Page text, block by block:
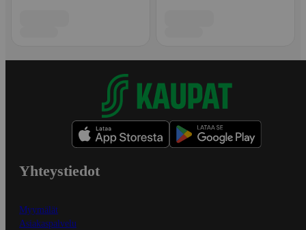
Yhteystiedot
Myymälät
Asiakaspalvelu